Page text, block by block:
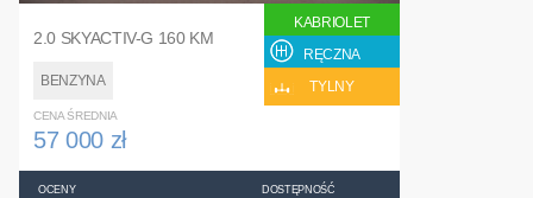
2.0 SKYACTIV-G 160 KM
BENZYNA
KABRIOLET
RĘCZNA
TYLNY
CENA ŚREDNIA
57 000 zł
OCENY DOSTĘPNOŚĆ